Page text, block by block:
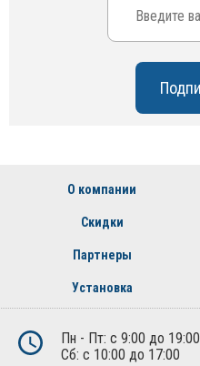
О компании
Скидки
Партнеры
Установка
Пн - Пт: с 9:00 до 19:00
Сб: с 10:00 до 17:00